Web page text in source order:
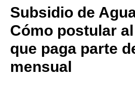
Subsidio de
Cómo postular
que paga parte
mensual